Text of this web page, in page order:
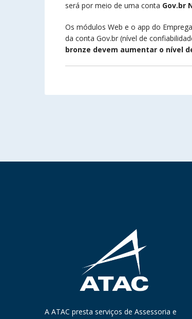
será por meio de uma conta Gov.br
Os módulos Web e o app do
da conta Gov.br (nível de
bronze devem aumentar o nível
A ATAC presta serviços de Assessoria e